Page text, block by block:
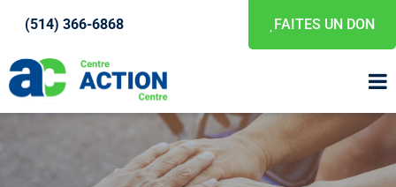
(514) 366-6868 FAITES UN DON